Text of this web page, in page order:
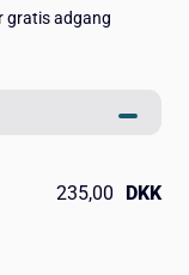
gratis adgang
235,00 DKK